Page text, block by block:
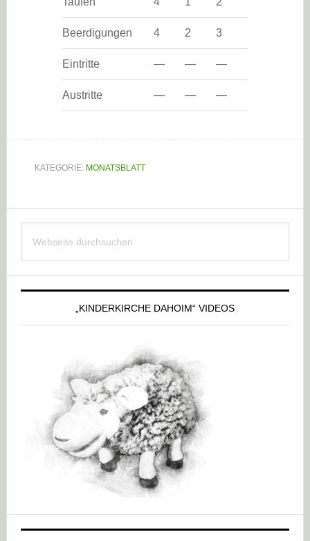
Beerdigungen 4 2 3
Eintritte — — —
Austritte — — —
KATEGORIE: MONATSBLATT
Haupt-
Sidebar
durchsuchen
„KINDERKIRCHE DAHOIM“ VIDEOS